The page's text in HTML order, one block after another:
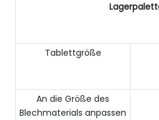
Tablettgröße
An die Größe des
Blechmaterials anpassen